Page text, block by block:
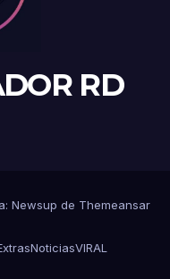
RD
Newsup de Themeansar
NoticiasVIRAL